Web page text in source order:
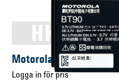
Motorola
Logga in för pris